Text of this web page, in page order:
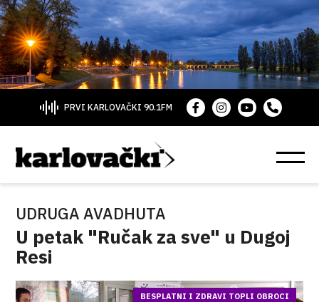
PRVI KARLOVAČKI 90.1FM
UDRUGA AVADHUTA
U petak "Ručak za sve" u Dugoj
Resi
BESPLATNI I ZDRAVI TOPLI OBROCI